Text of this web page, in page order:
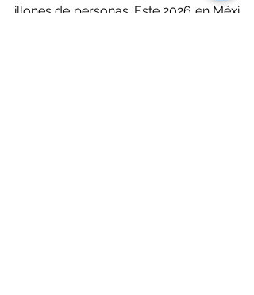
illones de personas. Este 2026 en Méxi